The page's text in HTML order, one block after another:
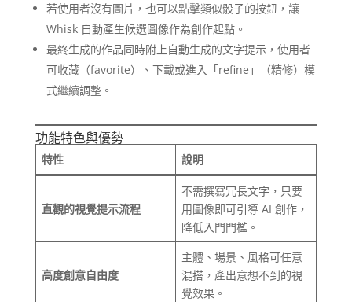
若使用者沒有圖片，也可以點擊類似骰子的按鈕，讓
Whisk 自動產生候選圖像作為創作起點。
最終生成的作品同時附上自動生成的文字提示，使用者
可收藏（favorite）、下載或進入「refine」（精修）模
式繼續調整。
功能特色與優勢
特性 說明
直觀的視覺提示流程
不需撰寫冗長文字，只要
用圖像即可引導 AI 創作，
降低入門門檻。
高度創意自由度
主體、場景、風格可任意
混搭，產出意想不到的視
覺效果。